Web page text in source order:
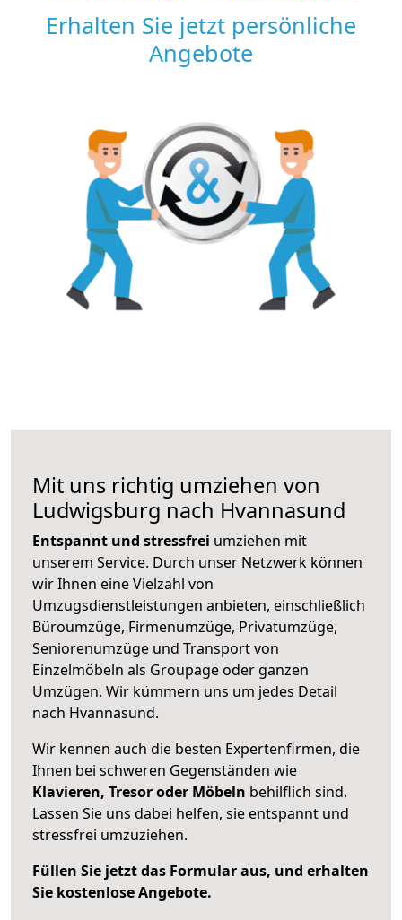
Erhalten Sie jetzt persönliche
Angebote
Mit uns richtig umziehen von
Ludwigsburg nach Hvannasund
Entspannt und stressfrei umziehen mit
unserem Service. Durch unser Netzwerk können
wir Ihnen eine Vielzahl von
Umzugsdienstleistungen anbieten, einschließlich
Büroumzüge, Firmenumzüge, Privatumzüge,
Seniorenumzüge und Transport von
Einzelmöbeln als Groupage oder ganzen
Umzügen. Wir kümmern uns um jedes Detail
nach Hvannasund.
Wir kennen auch die besten Expertenfirmen, die
Ihnen bei schweren Gegenständen wie
Klavieren, Tresor oder Möbeln behilflich sind.
Lassen Sie uns dabei helfen, sie entspannt und
stressfrei umzuziehen.
Füllen Sie jetzt das Formular aus, und erhalten
Sie kostenlose Angebote.